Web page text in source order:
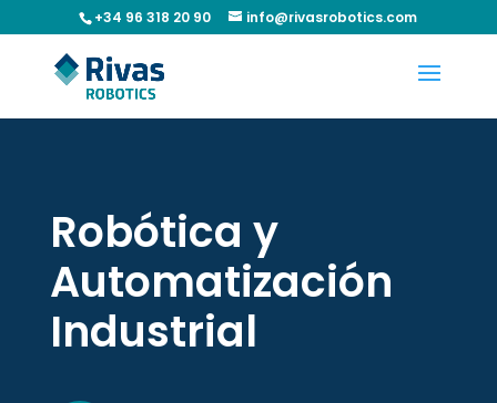
+34 96 318 20 90 info@rivasrobotics.com
Robótica y
Automatización
Industrial